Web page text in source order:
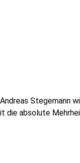
Stegemann
die absolute